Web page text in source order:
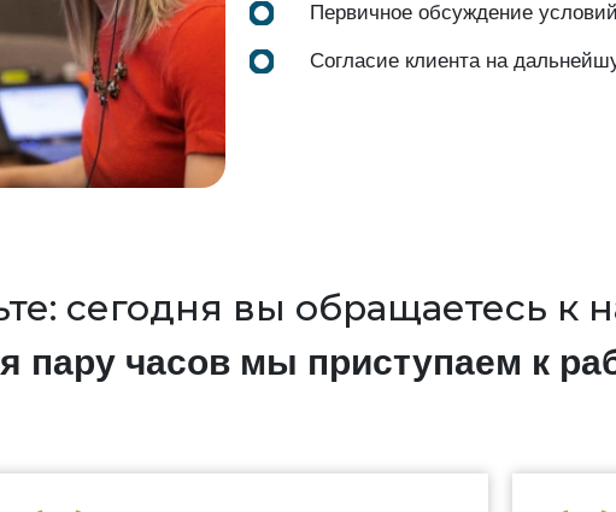
Первичное обсуждение условий
Согласие клиента на
сегодня вы обращаетесь к
пару часов мы приступаем к